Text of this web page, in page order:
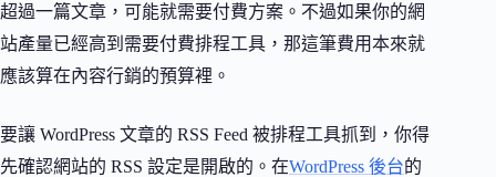
超過一篇文章，可能就需要付費方案。不過如果你的網
站產量已經高到需要付費排程工具，那這筆費用本來就
應該算在內容行銷的預算裡。
要讓 WordPress 文章的 RSS Feed 被排程工具抓到，你得
先確認網站的 RSS 設定是開啟的。在WordPress 後台的